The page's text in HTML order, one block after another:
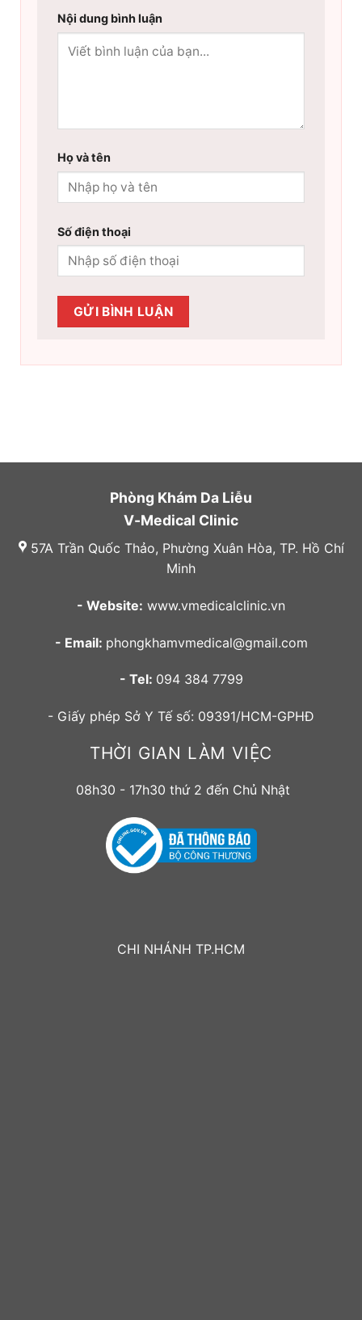
Nội dung bình luận
Họ và tên
Số điện thoại
Phòng Khám Da Liễu
V-Medical Clinic
57A Trần Quốc Thảo, Phường Xuân Hòa, TP. Hồ Chí
Minh
- Website: www.vmedicalclinic.vn
- Email: phongkhamvmedical@gmail.com
- Tel: 094 384 7799
- Giấy phép Sở Y Tế số: 09391/HCM-GPHĐ
THỜI GIAN LÀM VIỆC
08h30 - 17h30 thứ 2 đến Chủ Nhật
CHI NHÁNH TP.HCM